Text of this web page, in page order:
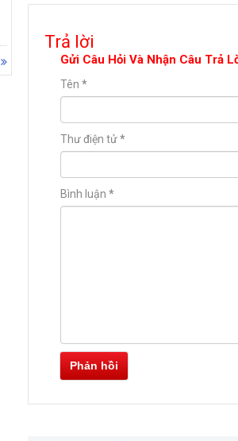
Trả lời
Gửi Câu Hỏi Và Nhận Câu Trả
Tên *
Thư điện tử*
Bình luận *
Phản hồi